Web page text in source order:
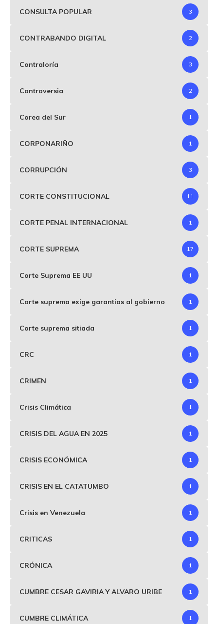
CONSULTA POPULAR 3
CONTRABANDO DIGITAL 2
Contraloría 3
Controversia 2
Corea del Sur 1
CORPONARIÑO 1
CORRUPCIÓN 3
CORTE CONSTITUCIONAL 11
CORTE PENAL INTERNACIONAL 1
CORTE SUPREMA 17
Corte Suprema EE UU 1
Corte suprema exige garantias al gobierno 1
Corte suprema sitiada 1
CRC 1
CRIMEN 1
Crisis Climática 1
CRISIS DEL AGUA EN 2025 1
CRISIS ECONÓMICA 1
CRISIS EN EL CATATUMBO 1
Crisis en Venezuela 1
CRITICAS 1
CRÓNICA 1
CUMBRE CESAR GAVIRIA Y ALVARO URIBE 1
CUMBRE CLIMÁTICA 1